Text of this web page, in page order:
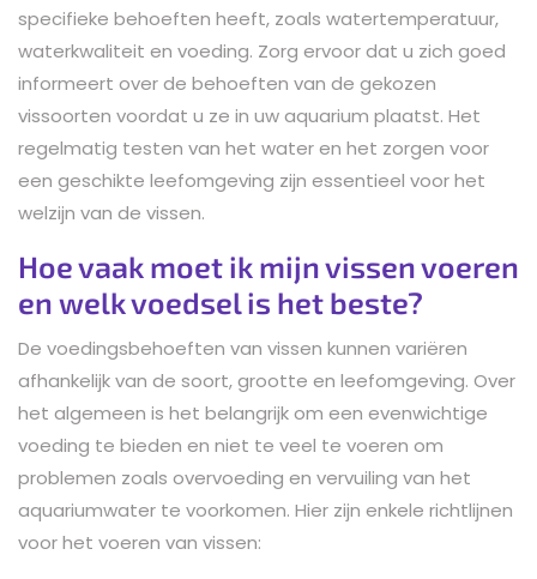
specifieke behoeften heeft, zoals watertemperatuur,
waterkwaliteit en voeding. Zorg ervoor dat u zich goed
informeert over de behoeften van de gekozen
vissoorten voordat u ze in uw aquarium plaatst. Het
regelmatig testen van het water en het zorgen voor
een geschikte leefomgeving zijn essentieel voor het
welzijn van de vissen.
Hoe vaak moet ik mijn vissen voeren
en welk voedsel is het beste?
De voedingsbehoeften van vissen kunnen variëren
afhankelijk van de soort, grootte en leefomgeving. Over
het algemeen is het belangrijk om een evenwichtige
voeding te bieden en niet te veel te voeren om
problemen zoals overvoeding en vervuiling van het
aquariumwater te voorkomen. Hier zijn enkele richtlijnen
voor het voeren van vissen: